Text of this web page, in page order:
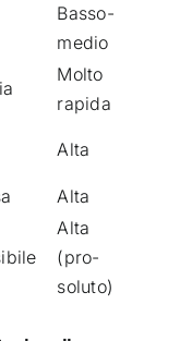
Basso-
medio
Molto
rapida
Alta
Alta
Alta
(pro-
soluto)